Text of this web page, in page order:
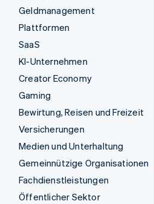
Geldmanagement
Plattformen
SaaS
KI-Unternehmen
Creator Economy
Gaming
Bewirtung, Reisen und Freizeit
Versicherungen
Medien und Unterhaltung
Gemeinnützige Organisationen
Fachdienstleistungen
Öffentlicher Sektor